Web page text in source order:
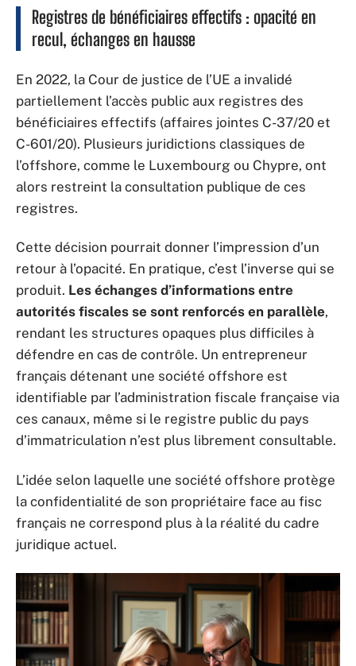
Registres de bénéficiaires effectifs : opacité en
recul, échanges en hausse
En 2022, la Cour de justice de l’UE a invalidé
partiellement l’accès public aux registres des
bénéficiaires effectifs (affaires jointes C-37/20 et
C-601/20). Plusieurs juridictions classiques de
l’offshore, comme le Luxembourg ou Chypre, ont
alors restreint la consultation publique de ces
registres.
Cette décision pourrait donner l’impression d’un
retour à l’opacité. En pratique, c’est l’inverse qui se
produit. Les échanges d’informations entre
autorités fiscales se sont renforcés en parallèle,
rendant les structures opaques plus difficiles à
défendre en cas de contrôle. Un entrepreneur
français détenant une société offshore est
identifiable par l’administration fiscale française via
ces canaux, même si le registre public du pays
d’immatriculation n’est plus librement consultable.
L’idée selon laquelle une société offshore protège
la confidentialité de son propriétaire face au fisc
français ne correspond plus à la réalité du cadre
juridique actuel.